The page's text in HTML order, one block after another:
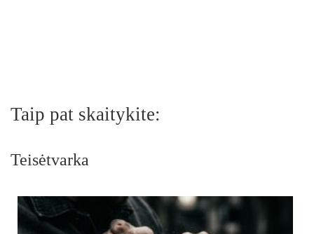
Taip pat skaitykite:
Teisėtvarka